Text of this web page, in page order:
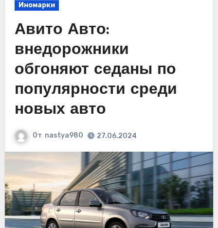
Иномарки
Авито Авто:
внедорожники
обгоняют седаны по
популярности среди
новых авто
От nastya980 27.06.2024